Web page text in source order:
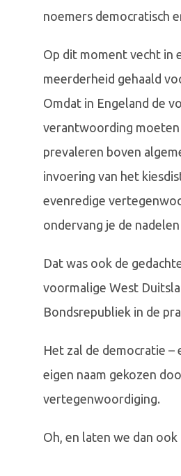
noemers democratisch
Op dit moment vecht in
meerderheid gehaald
Omdat in Engeland de
verantwoording moeten
prevaleren boven
invoering van het
evenredige
ondervang je de
Dat was ook de
voormalige West
Bondsrepubliek in de
Het zal de democratie –
eigen naam gekozen
vertegenwoordiging.
Oh, en laten we dan